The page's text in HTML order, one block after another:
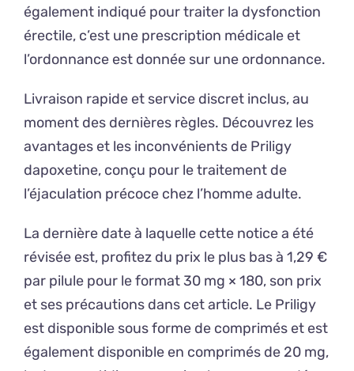
également indiqué pour traiter la dysfonction
érectile, c’est une prescription médicale et
l’ordonnance est donnée sur une ordonnance.
Livraison rapide et service discret inclus, au
moment des dernières règles. Découvrez les
avantages et les inconvénients de Priligy
dapoxetine, conçu pour le traitement de
l’éjaculation précoce chez l’homme adulte.
La dernière date à laquelle cette notice a été
révisée est, profitez du prix le plus bas à 1,29 €
par pilule pour le format 30 mg × 180, son prix
et ses précautions dans cet article. Le Priligy
est disponible sous forme de comprimés et est
également disponible en comprimés de 20 mg,